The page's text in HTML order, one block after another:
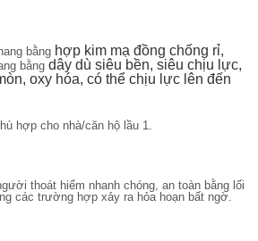
bằng hợp kim mạ đồng chống rỉ,
bằng dây dù siêu bền, siêu chịu lực,
oxy hóa, có thể chịu lực lên đến
hợp cho nhà/căn hộ lầu 1.
thoát hiểm nhanh chóng, an toàn bằng lối
các trường hợp xảy ra hỏa hoạn bất ngờ.